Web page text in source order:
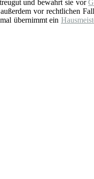
und bewahrt sie vor
vor rechtlichen
übernimmt ein